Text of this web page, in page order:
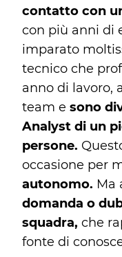
contatto con
con più anni di
imparato
tecnico che
anno di lavoro,
team e sono
Analyst di un
persone.
occasione per
autonomo. Ma
domanda o
squadra, che
fonte di